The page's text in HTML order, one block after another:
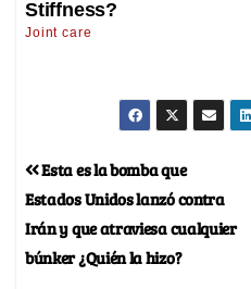
Esta es la bomba que
Estados Unidos lanzó contra
Irán y que atraviesa cualquier
búnker ¿Quién la hizo?